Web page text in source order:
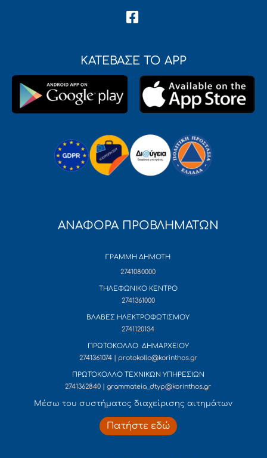
ΚΑΤΕΒΑΣΕ ΤΟ APP
ΑΝΑΦΟΡΑ ΠΡΟΒΛΗΜΑΤΩΝ
ΓΡΑΜΜΗ ΔΗΜΟΤΗ
2741080000
ΤΗΛΕΦΩΝΙΚΟ ΚΕΝΤΡΟ
2741361000
ΒΛΑΒΕΣ ΗΛΕΚΤΡΟΦΩΤΙΣΜΟΥ
2741120134
ΠΡΩΤΟΚΟΛΛΟ ΔΗΜΑΡΧΕΙΟΥ
2741361074 | protokollo@korinthos.gr
ΠΡΩΤΟΚΟΛΛΟ ΤΕΧΝΙΚΩΝ ΥΠΗΡΕΣΙΩΝ
2741362840 | grammateia_dtyp@korinthos.gr
Mέσω του συστήματος διαχείρισης αιτημάτων
Πατήστε εδώ